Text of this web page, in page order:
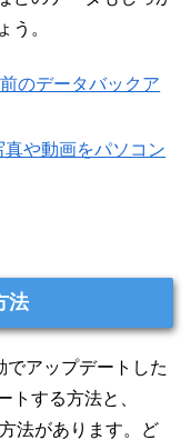
う。
のデータバックア
や動画をパソコン
法
でアップデートした
トする方法と、
法があります。ど